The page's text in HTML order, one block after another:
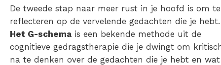
De tweede stap naar meer rust in je hoofd is om te
reflecteren op de vervelende gedachten die je hebt.
Het G-schema is een bekende methode uit de
cognitieve gedragstherapie die je dwingt om
na te denken over de gedachten die je hebt en wat